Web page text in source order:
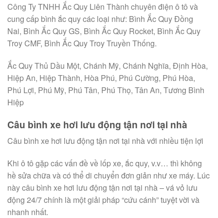
Công Ty TNHH Ắc Quy Liên Thành chuyên điện ô tô và
cung cấp bình ắc quy các loại như: Bình Ắc Quy Đồng
Nai, Bình Ắc Quy GS, Bình Ắc Quy Rocket, Bình Ắc Quy
Troy CMF, Bình Ắc Quy Troy Truyền Thống.
Ắc Quy Thủ Dầu Một, Chánh Mỹ, Chánh Nghĩa, Định Hòa,
Hiệp An, Hiệp Thành, Hòa Phú, Phú Cường, Phú Hòa,
Phú Lợi, Phú Mỹ, Phú Tân, Phú Thọ, Tân An, Tương Bình
Hiệp
Câu bình xe hơi lưu động tận nơi tại nhà
Câu bình xe hơi lưu động tận nơi tại nhà với nhiều tiện lợi
Khi ô tô gặp các vấn đề về lốp xe, ắc quy, v.v… thì không
hề sửa chữa và có thể di chuyển đơn giản như xe máy. Lúc
này câu bình xe hơi lưu động tận nơi tại nhà – vá vỏ lưu
động 24/7 chính là một giải pháp “cứu cánh” tuyệt vời và
nhanh nhất.